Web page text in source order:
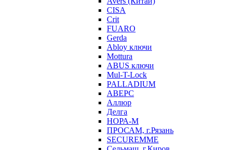
CISA
Crit
FUARO
Gerda
Abloy ключи
Mottura
ABUS ключи
Mul-T-Lock
PALLADIUM
АВЕРС
Аллюр
Делга
НОРА-М
ПРОСАМ, г.Рязань
SECUREMME